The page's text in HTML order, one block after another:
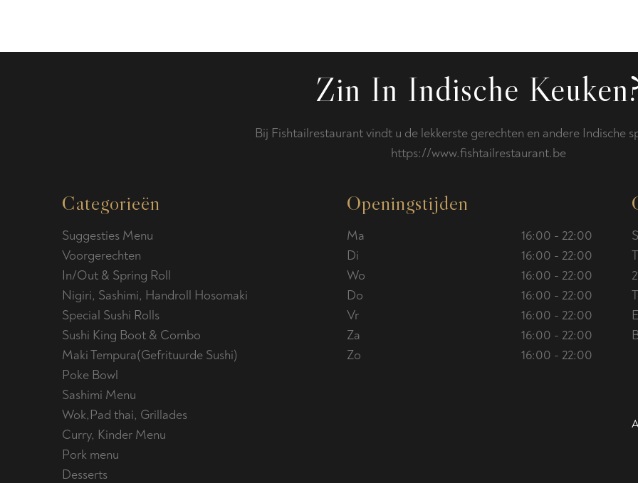
Zin In Indische
Bij Fishtailrestaurant vindt u de lekkerste gerechten en andere Indische
https://www.fishtailrestaurant.be
Categorieën
Suggesties Menu
Voorgerechten
In/Out & Spring Roll
Nigiri, Sashimi, Handroll Hosomaki
Special Sushi Rolls
Sushi King Boot & Combo
Maki Tempura(Gefrituurde Sushi)
Poke Bowl
Sashimi Menu
Wok,Pad thai, Grillades
Curry, Kinder Menu
Pork menu
Desserts
Openingstijden
Ma
16:00 - 22:00
Di
16:00 - 22:00
Wo
16:00 - 22:00
Do
16:00 - 22:00
Vr
16:00 - 22:00
Za
16:00 - 22:00
Zo
16:00 - 22:00